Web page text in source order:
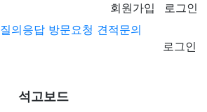
회원가입
로그인
질의응답 방문요청 견적문의
로그인
석고보드